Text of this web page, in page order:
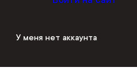
У меня нет аккаунта